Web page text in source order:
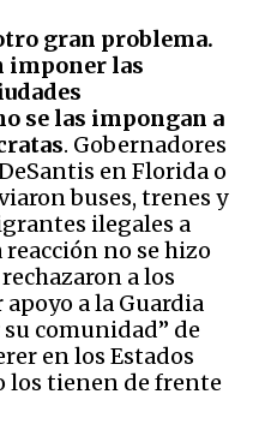
gran problema.
imponer las
se las impongan a
. Gobernadores
en Florida o
buses, trenes y
ilegales a
no se hizo
a los
a la Guardia
comunidad” de
en los Estados
los tienen de frente